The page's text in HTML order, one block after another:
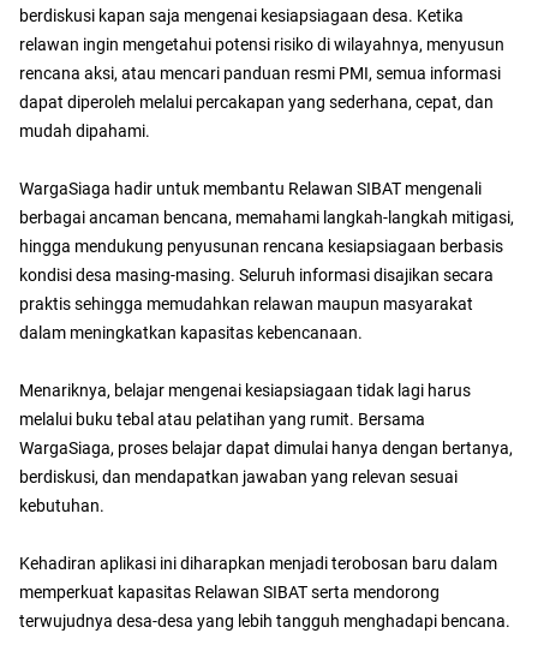
berdiskusi kapan saja mengenai kesiapsiagaan desa. Ketika
relawan ingin mengetahui potensi risiko di wilayahnya, menyusun
rencana aksi, atau mencari panduan resmi PMI, semua informasi
dapat diperoleh melalui percakapan yang sederhana, cepat, dan
mudah dipahami.
WargaSiaga hadir untuk membantu Relawan SIBAT mengenali
berbagai ancaman bencana, memahami langkah-langkah mitigasi,
hingga mendukung penyusunan rencana kesiapsiagaan berbasis
kondisi desa masing-masing. Seluruh informasi disajikan secara
praktis sehingga memudahkan relawan maupun masyarakat
dalam meningkatkan kapasitas kebencanaan.
Menariknya, belajar mengenai kesiapsiagaan tidak lagi harus
melalui buku tebal atau pelatihan yang rumit. Bersama
WargaSiaga, proses belajar dapat dimulai hanya dengan bertanya,
berdiskusi, dan mendapatkan jawaban yang relevan sesuai
kebutuhan.
Kehadiran aplikasi ini diharapkan menjadi terobosan baru dalam
memperkuat kapasitas Relawan SIBAT serta mendorong
terwujudnya desa-desa yang lebih tangguh menghadapi bencana.